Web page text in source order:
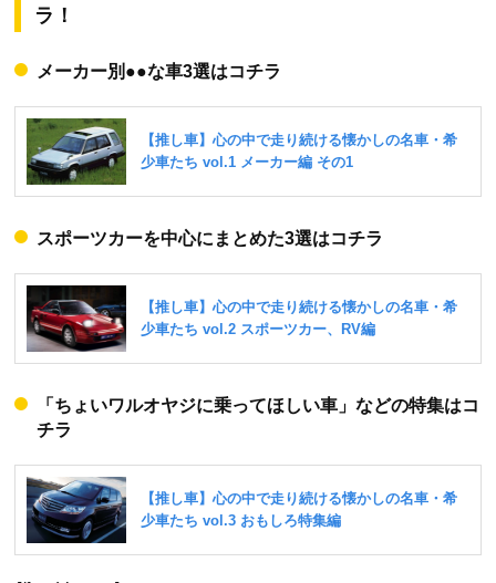
ラ！
メーカー別●●な車3選はコチラ
スポーツカーを中心にまとめた3選はコチラ
「ちょいワルオヤジに乗ってほしい車」などの特集はコ
チラ